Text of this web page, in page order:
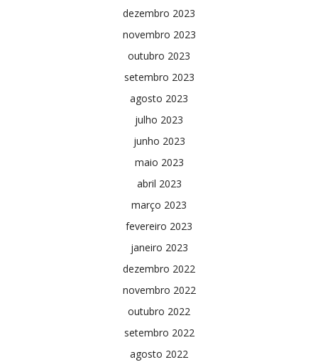
dezembro 2023
novembro 2023
outubro 2023
setembro 2023
agosto 2023
julho 2023
junho 2023
maio 2023
abril 2023
março 2023
fevereiro 2023
janeiro 2023
dezembro 2022
novembro 2022
outubro 2022
setembro 2022
agosto 2022